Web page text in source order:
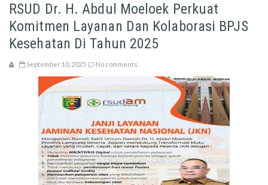
RSUD Dr. H. Abdul Moeloek Perkuat
Komitmen Layanan Dan Kolaborasi BPJS
Kesehatan Di Tahun 2025
September 10, 2025 No comments